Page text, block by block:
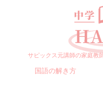
サピックス元講師の家庭教
国語の解き方